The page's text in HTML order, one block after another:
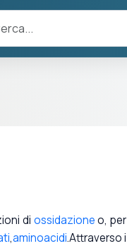
di ossidazioneo, per
,aminoacidi.Attraverso i